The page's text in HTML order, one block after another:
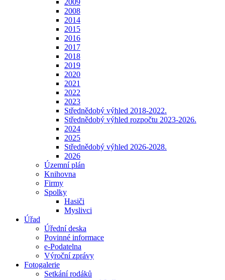
2009
2008
2014
2015
2016
2017
2018
2019
2020
2021
2022
2023
Střednědobý výhled 2018-2022.
Střednědobý výhled rozpočtu 2023-2026.
2024
2025
Střednědobý výhled 2026-2028.
2026
Územní plán
Knihovna
Firmy
Spolky
Hasiči
Myslivci
Úřad
Úřední deska
Povinné informace
e-Podatelna
Výroční zprávy
Fotogalerie
Setkání rodáků